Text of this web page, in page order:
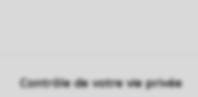
Contrôle de votre vie privée